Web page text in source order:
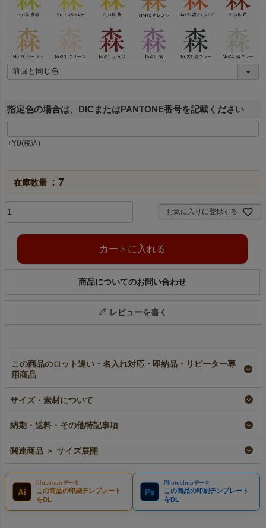
指定色の場合は、DICまたはPANTONE番号を記載ください
+¥0 税込
在庫数量 7
お気に入りに登録する
カートに入れる
商品についてのお問い合わせ
レビューを書く
この商品のロット違い・名入れ対応・即納品・リピーター専
用商品
製洋服カバー 中央ジ
ップ・マチ無（S）｜
100枚入
¥29,040 税込
（S）｜3枚入パック
～
専用】不織布製洋服カ
バー 中央ジップ・マ
チ無（S）｜100枚入
サイズ・素材について
納期・送料・その他特記事項
関連商品 ＞ サイズ展開
Ai
Illustratorデータ
この商品の印刷テンプレート
をDL
Ps
Photoshopデータ
この商品の印刷テンプレート
をDL